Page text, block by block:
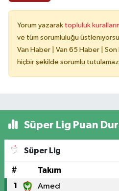
Yorum yazarak topluluk
ve tüm sorumluluğu
Van Haber | Van 65 Haber |
hiçbir şekilde sorumlu
Süper Lig Puan
Süper Lig
# Takım
1 Amed